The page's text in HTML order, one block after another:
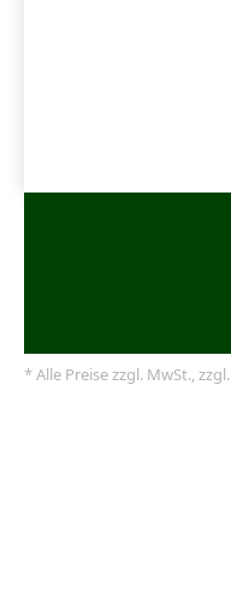
* Alle Preise zzgl. MwSt., zzgl.